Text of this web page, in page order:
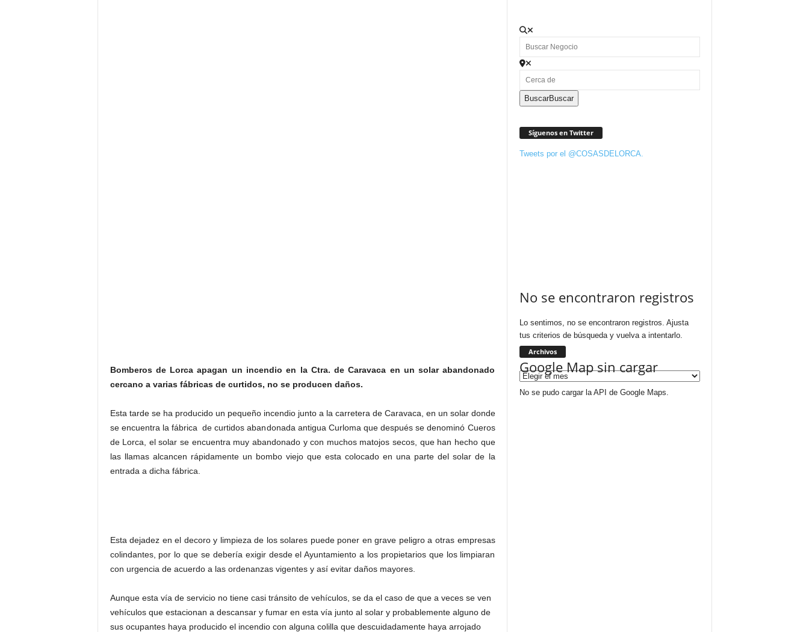
Bomberos de Lorca apagan un incendio en la Ctra. de Caravaca en un solar abandonado
cercano a varias fábricas de curtidos, no se producen daños.
Esta tarde se ha producido un pequeño incendio junto a la carretera de Caravaca, en un solar donde
se encuentra la fábrica de curtidos abandonada antigua Curloma que después se denominó Cueros
de Lorca, el solar se encuentra muy abandonado y con muchos matojos secos, que han hecho que
las llamas alcancen rápidamente un bombo viejo que esta colocado en una parte del solar de la
entrada a dicha fábrica.
Esta dejadez en el decoro y limpieza de los solares puede poner en grave peligro a otras empresas
colindantes, por lo que se debería exigir desde el Ayuntamiento a los propietarios que los limpiaran
con urgencia de acuerdo a las ordenanzas vigentes y así evitar daños mayores.
Aunque esta vía de servicio no tiene casi tránsito de vehículos, se da el caso de que a veces se ven
vehículos que estacionan a descansar y fumar en esta vía junto al solar y probablemente alguno de
sus ocupantes haya producido el incendio con alguna colilla que descuidadamente haya arrojado
No se encontraron registros
Lo sentimos, no se encontraron registros. Ajusta
tus criterios de búsqueda y vuelva a intentarlo.
Google Map sin cargar
No se pudo cargar la API de Google Maps.
BuscarBuscar
Síguenos en Twitter
Tweets por el @COSASDELORCA.
Archivos
Archivos